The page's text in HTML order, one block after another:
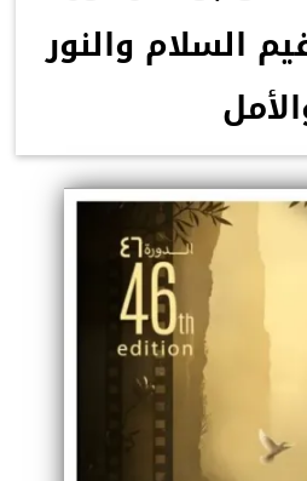
السلام والنور